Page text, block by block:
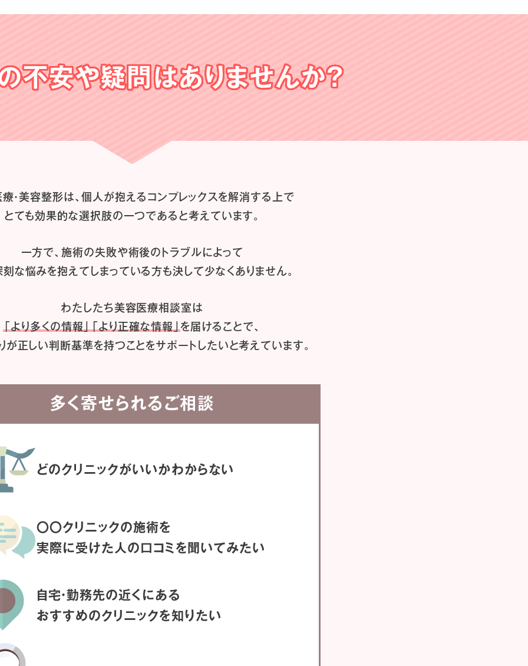
不安や疑問はありませんか？
・美容整形は、個人が抱えるコンプレックスを解消する上で
とても効果的な選択肢の一つであると考えています。
一方で、施術の失敗や術後のトラブルによって
な悩みを抱えてしまっている方も決して少なくありません。
わたしたち美容医療相談室は
「より多くの情報」「より正確な情報」を届けることで、
が正しい判断基準を持つことをサポートしたいと考えています。
多く寄せられるご相談
どのクリニックがいいかわからない
〇〇クリニックの施術を
実際に受けた人の口コミを聞いてみたい
自宅・勤務先の近くにある
おすすめのクリニックを知りたい